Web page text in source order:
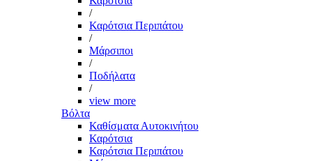
/
Καρότσια Περιπάτου
/
Μάρσιποι
/
Ποδήλατα
/
view more
Βόλτα
Καθίσματα Αυτοκινήτου
Καρότσια
Καρότσια Περιπάτου